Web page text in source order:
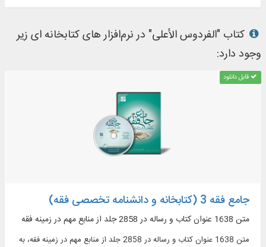
کتاب "الفردوس الأعلی" در نرم‌افزار های کتابخانه ای زیر
وجود دارد:
قابل دانلود
جامع فقه 3 (کتابخانه و دانشنامه تخصصی فقه)
متن 1638 عنوان کتاب و رساله در 2858 جلد از منابع مهم در زمينه فقه
متن 1638 عنوان کتاب و رساله در 2858 جلد از منابع مهم در زمينه فقه، به